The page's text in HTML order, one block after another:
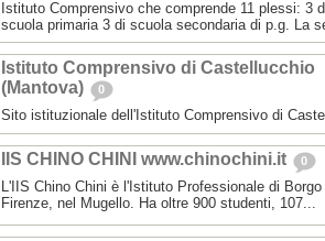
Istituto Comprensivo che comprende 11 plessi: 3
scuola primaria 3 di scuola secondaria di p.g. La
Istituto Comprensivo di Castellucchio
(Mantova)
0
Sito istituzionale dell'Istituto Comprensivo di
IIS CHINO CHINI www.chinochini.it 0
L'IIS Chino Chini è l'Istituto Professionale di
Firenze, nel Mugello. Ha oltre 900 studenti, 107...